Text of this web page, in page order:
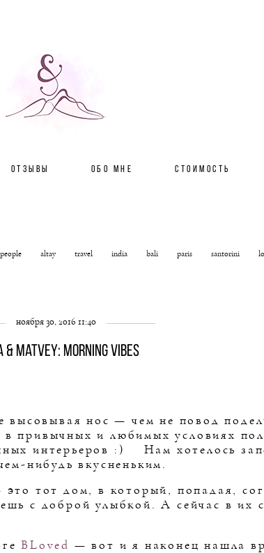
ОТЗЫВЫ ОБО МНЕ СТОИМОСТЬ
people altay travel india bali paris santorini
ноября 30, 2016 11:40
& Matvey: Morning Vibes
высовывая нос — чем не повод
и любимых условиях
интерьеров :) Нам хотелось
нибудь вкусненьким.
тот дом, в который, попадая,
с доброй улыбкой. А сейчас в их
BLoved — вот и я наконец нашла